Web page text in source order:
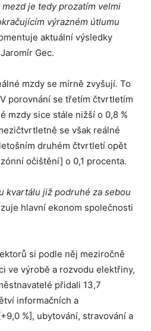
je tedy prozatím velmi
výrazném útlumu
aktuální výsledky
Gec.
mzdy se mírně zvyšují. To
porovnání se třetím čtvrtletím
mzdy sice stále nižší o 0,8 %
se však reálné
druhém čtvrtletí opět
očištění] o 0,1 procenta.
kvartálu již podruhé za sebou
hlavní ekonom společnosti
si podle něj meziročně
ve výrobě a rozvodu elektřiny,
přidali 13,7
informačních a
%], ubytování, stravování a